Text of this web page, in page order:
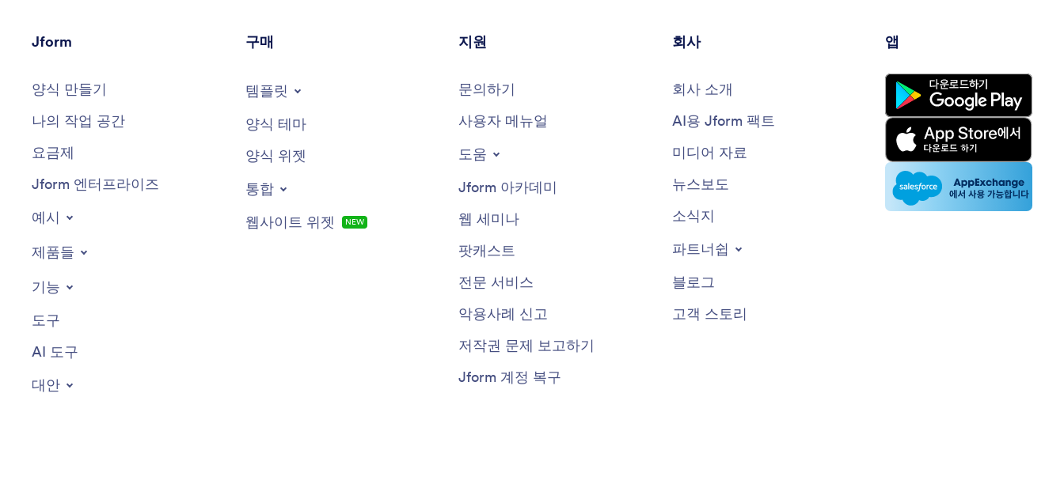
Jform
양식 만들기
나의 작업 공간
요금제
Jform 엔터프라이즈
예시
제품들
기능
도구
AI 도구
대안
구매
템플릿
양식 테마
양식 위젯
통합
웹사이트 위젯
NEW
지원
문의하기
사용자 메뉴얼
도움
Jform 아카데미
웹 세미나
팟캐스트
전문 서비스
악용사례 신고
저작권 문제 보고하기
Jform 계정 복구
회사
회사 소개
AI용 Jform 팩트
미디어 자료
뉴스보도
소식지
파트너쉽
블로그
고객 스토리
앱